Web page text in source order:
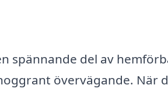
spännande del av
övervägande. När